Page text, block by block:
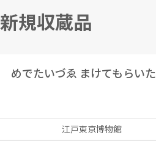
新規収蔵品
江戸東京博物館